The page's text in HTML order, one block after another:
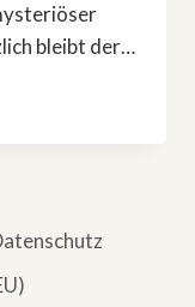
bleibt der…